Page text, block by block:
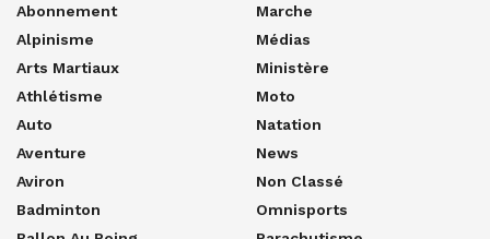
Abonnement
Alpinisme
Arts Martiaux
Athlétisme
Auto
Aventure
Aviron
Badminton
Marche
Médias
Ministère
Moto
Natation
News
Non Classé
Omnisports